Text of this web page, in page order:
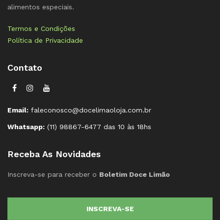
alimentos especiais.
Termos e Condições
Política de Privacidade
Contato
Email: faleconosco@docelimaoloja.com.br
Whatsapp: (11) 98867-6477 das 10 às 18hs
Receba As Novidades
Inscreva-se para receber o Boletim Doce Limão
INSCREVA-SE